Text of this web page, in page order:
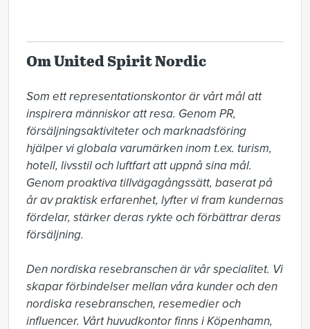
Om United Spirit Nordic
Som ett representationskontor är vårt mål att
inspirera människor att resa. Genom PR,
försäljningsaktiviteter och marknadsföring
hjälper vi globala varumärken inom t.ex. turism,
hotell, livsstil och luftfart att uppnå sina mål.
Genom proaktiva tillvägagångssätt, baserat på
år av praktisk erfarenhet, lyfter vi fram kundernas
fördelar, stärker deras rykte och förbättrar deras
försäljning.
Den nordiska resebranschen är vår specialitet. Vi
skapar förbindelser mellan våra kunder och den
nordiska resebranschen, resemedier och
influencer. Vårt huvudkontor finns i Köpenhamn,